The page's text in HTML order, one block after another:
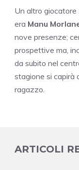
Un altro
era Manu
nove presenze;
prospettive ma,
da subito nel
stagione si capirà
ragazzo.
ARTICOLI